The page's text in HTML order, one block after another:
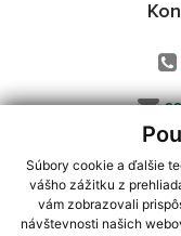
Súbory cookie a ďalšie
vášho zážitku z
vám zobrazovali
návštevnosti našich
využite možnosť
CMS systém (redakčný)